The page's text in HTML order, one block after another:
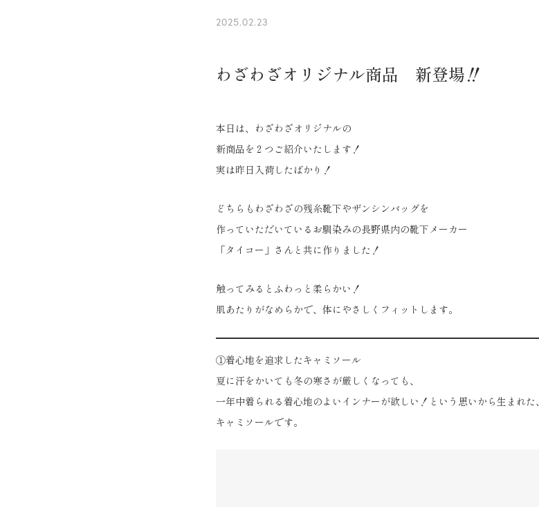
2025.02.23
わざわざオリジナル商品 新登場‼
本日は、わざわざオリジナルの
新商品を２つご紹介いたします！
実は昨日入荷したばかり！
どちらもわざわざの残糸靴下やザンシンバッグを
作っていただいているお馴染みの長野県内の靴下メーカー
「タイコー」さんと共に作りました！
触ってみるとふわっと柔らかい！
肌あたりがなめらかで、体にやさしくフィットします。
①着心地を追求したキャミソール
夏に汗をかいても冬の寒さが厳しくなっても、
一年中着られる着心地のよいインナーが欲しい！という思いから生まれた、
キャミソールです。